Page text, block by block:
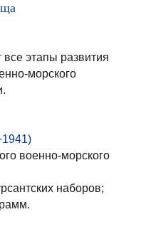
все этапы развития
морского
военно-морского
наборов;